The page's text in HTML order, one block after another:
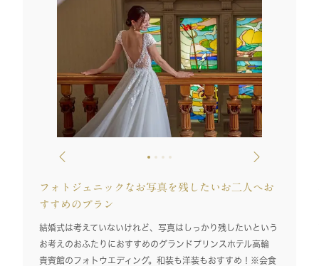
フォトジェニックなお写真を残したいお二人へお
すすめのプラン
結婚式は考えていないけれど、写真はしっかり残したいという
お考えのおふたりにおすすめのグランドプリンスホテル高輪
貴賓館のフォトウエディング。和装も洋装もおすすめ！※会食